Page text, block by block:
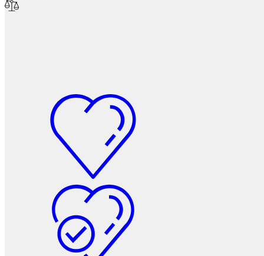
Фетры, войлок, резина